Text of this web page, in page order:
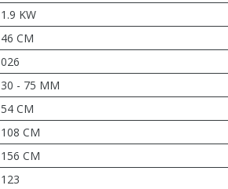
1.9 KW
46 CM
026
30 - 75 MM
54 CM
108 CM
156 CM
123